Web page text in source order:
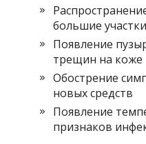
большие
Появление
трещин на коже
Обострение
новых средств
Появление
признаков